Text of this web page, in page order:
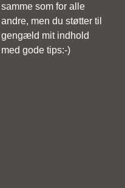
samme som for alle
andre, men du støtter til
gengæld mit indhold
med gode tips:-)